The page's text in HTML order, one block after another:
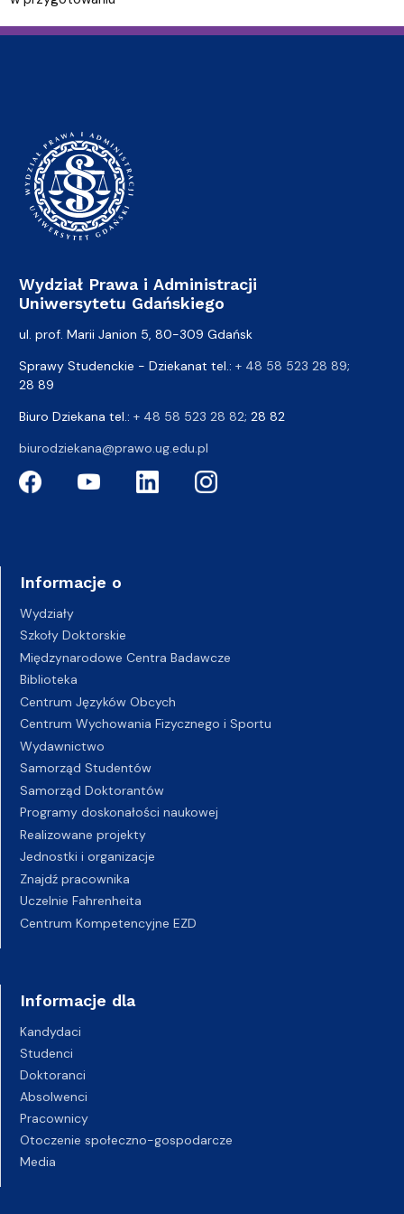
Wydział Prawa i Administracji
Uniwersytetu Gdańskiego
ul. prof. Marii Janion 5, 80-309 Gdańsk
Sprawy Studenckie - Dziekanat tel.: + 48 58 523 28 89;
28 89
Biuro Dziekana tel.: + 48 58 523 28 82; 28 82
biurodziekana@prawo.ug.edu.pl
Informacje o
Wydziały
Szkoły Doktorskie
Międzynarodowe Centra Badawcze
Biblioteka
Centrum Języków Obcych
Centrum Wychowania Fizycznego i Sportu
Wydawnictwo
Samorząd Studentów
Samorząd Doktorantów
Programy doskonałości naukowej
Realizowane projekty
Jednostki i organizacje
Znajdź pracownika
Uczelnie Fahrenheita
Centrum Kompetencyjne EZD
Informacje dla
Kandydaci
Studenci
Doktoranci
Absolwenci
Pracownicy
Otoczenie społeczno-gospodarcze
Media